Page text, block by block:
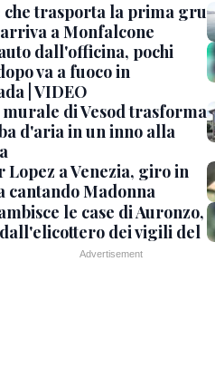
che trasporta la prima gru
a Monfalcone
dall'officina, pochi
va a fuoco in
| VIDEO
di Vesod trasforma
d'aria in un inno alla
Lopez a Venezia, giro in
cantando Madonna
le case di Auronzo,
dei vigili del